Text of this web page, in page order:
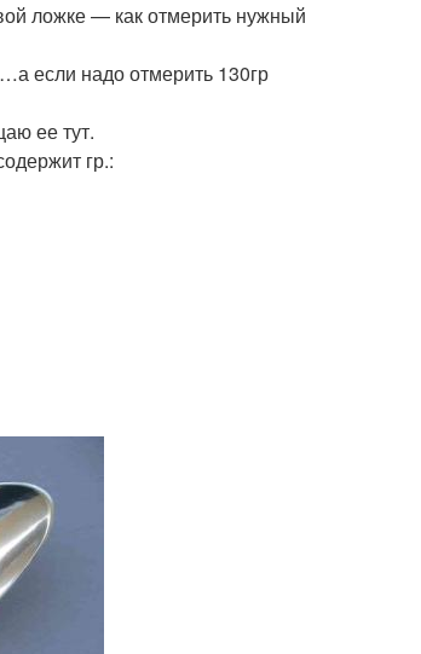
ложке — как отмерить нужный
если надо отмерить 130гр
ее тут.
гр.: